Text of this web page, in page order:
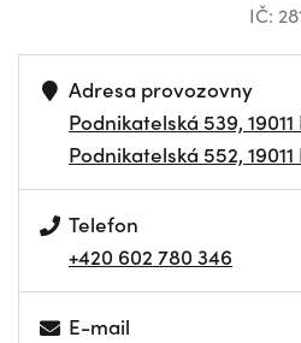
IČ:
Adresa provozovny
Podnikatelská 539,
Podnikatelská 552,
Telefon
+420 602 780 346
E-mail